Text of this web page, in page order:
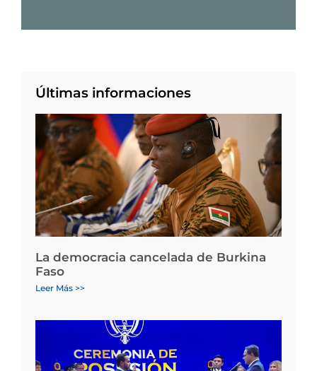
Últimas informaciones
La democracia cancelada de Burkina
Faso
Leer Más >>